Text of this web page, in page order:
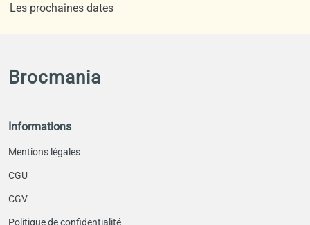
Les prochaines dates
Brocmania
Informations
Mentions légales
CGU
CGV
Politique de confidentialité